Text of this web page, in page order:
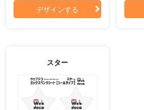
デザインする
スター